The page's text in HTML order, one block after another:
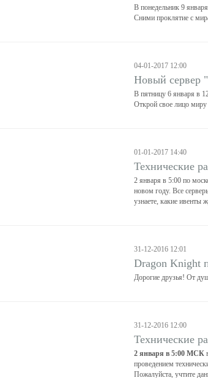
В понедельник 9
Сними проклятие с
04-01-2017 12:00
Новый сервер
В пятницу 6 января в
Открой свое лицо
01-01-2017 14:40
Технические
2 января в 5:00 по
новом году. Все
узнаете, какие ивенты
31-12-2016 12:01
Dragon Knight
Дорогие друзья! От
31-12-2016 12:00
Технические
2 января в 5:00 МСК
проведением
Пожалуйста, учтите